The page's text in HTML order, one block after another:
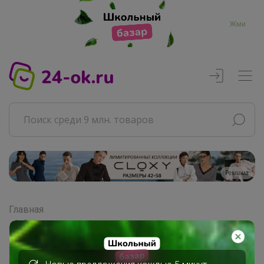
Жми
Реклама
Главная
Совместные покупки
АРХИВ СП
Продукты